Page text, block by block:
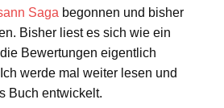
Saga begonnen und bisher
Bisher liest es sich wie ein
Bewertungen eigentlich
werde mal weiter lesen und
Buch entwickelt.